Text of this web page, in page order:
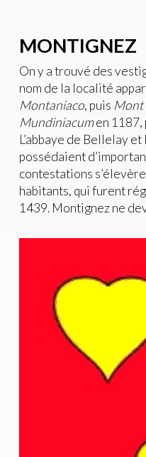
MONTIGNEZ
On y a trouvé des
nom de la localité
Montaniaco, puis Mont
Mundiniacumen 1187,
L’abbaye de Bellelay
possédaient
contestations
habitants, qui furent
1439. Montignez ne